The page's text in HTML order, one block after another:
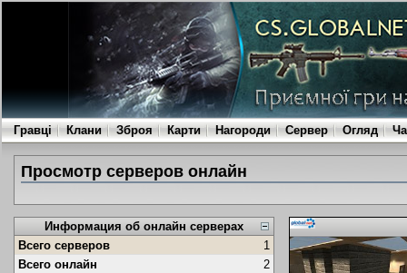
Гравці Клани Зброя Карти Нагороди Сервер Огляд
Просмотр серверов онлайн
Информация об онлайн серверах
Всего серверов
1
Всего онлайн
2